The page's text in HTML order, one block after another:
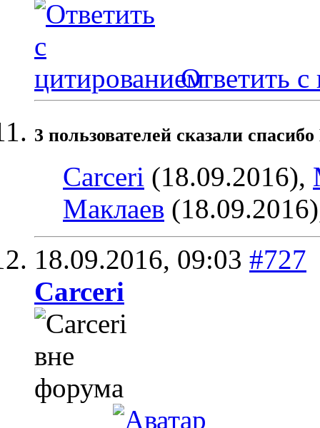
Ответить с
3 пользователей сказали
Carceri (18.09.2016),
Маклаев
18.09.2016, 09:03 #727
Carceri